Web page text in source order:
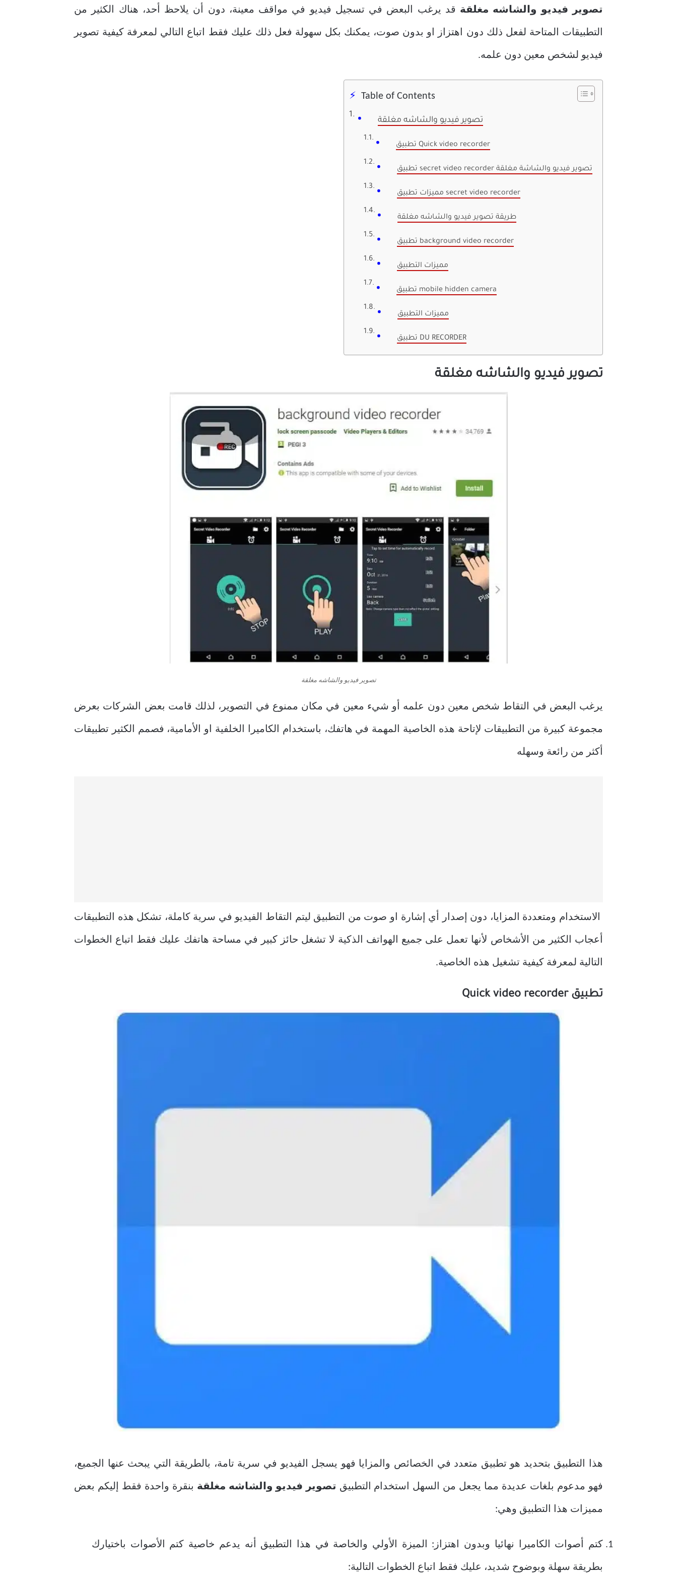
تصوير فيديو والشاشه مغلقة قد يرغب البعض في تسجيل فيديو في مواقف معينة، دون أن يلاحظ أحد، هناك الكثير من
التطبيقات المتاحة لفعل ذلك دون اهتزاز او بدون صوت، يمكنك بكل سهولة فعل ذلك عليك فقط اتباع التالي لمعرفة كيفية تصوير
فيديو لشخص معين دون علمه.
Table of Contents
تصوير فيديو والشاشه مغلقة
تطبيق Quick video recorder
تطبيق secret video recorder تصوير فيديو والشاشة مغلقة
مميزات تطبيق secret video recorder
طريقة تصوير فيديو والشاشه مغلقة
تطبيق background video recorder
مميزات التطبيق
تطبيق mobile hidden camera
مميزات التطبيق
تطبيق DU RECORDER
تصوير فيديو والشاشه مغلقة
تصوير فيديو والشاشه مغلقة
يرغب البعض في التقاط شخص معين دون علمه أو شيء معين في مكان ممنوع في التصوير، لذلك قامت بعض الشركات بعرض
مجموعة كبيرة من التطبيقات لإتاحة هذه الخاصية المهمة في هاتفك، باستخدام الكاميرا الخلفية او الأمامية، فصمم الكثير تطبيقات
أكثر من رائعة وسهله
الاستخدام ومتعددة المزايا، دون إصدار أي إشارة او صوت من التطبيق ليتم التقاط الفيديو في سرية كاملة، تشكل هذه التطبيقات
أعجاب الكثير من الأشخاص لأنها تعمل على جميع الهواتف الذكية لا تشغل حائز كبير في مساحة هاتفك عليك فقط اتباع الخطوات
التالية لمعرفة كيفية تشغيل هذه الخاصية.
تطبيق Quick video recorder
هذا التطبيق بتحديد هو تطبيق متعدد في الخصائص والمزايا فهو يسجل الفيديو في سرية تامة، بالطريقة التي يبحث عنها الجميع،
فهو مدعوم بلغات عديدة مما يجعل من السهل استخدام التطبيق تصوير فيديو والشاشه مغلقة بنقرة واحدة فقط إليكم بعض
مميزات هذا التطبيق وهي:
كتم أصوات الكاميرا نهائيا وبدون اهتزاز: الميزة الأولي والخاصة في هذا التطبيق أنه يدعم خاصية كتم الأصوات باختيارك
بطريقة سهلة وبوضوح شديد، عليك فقط اتباع الخطوات التالية: